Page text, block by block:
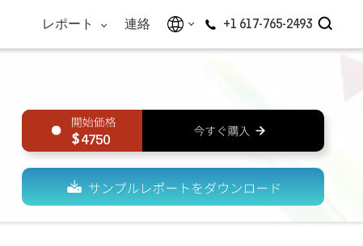
レポート 連絡 +1 617-765-2493
4750